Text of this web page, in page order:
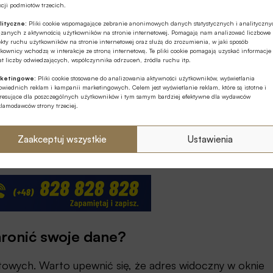
podmiotów trzecich.
Pliki cookie wspomagające zebranie anonimowych danych statystycznych i
z aktywnością użytkowników na stronie internetowej. Pomagają nam analizować liczbowe
ruchu użytkowników na stronie internetowej oraz służą do zrozumienia, w jaki sposób
wchodzą w interakcje ze stroną internetową. Te pliki cookie pomagają uzyskać informacje
liczby odwiedzających, współczynnika odrzuceń, źródła ruchu itp.
Pliki cookie stosowane do analizowania aktywności użytkowników, wyświetlania
reklam i kampanii marketingowych. Celem jest wyświetlanie reklam, które są istotne i
dla poszczególnych użytkowników i tym samym bardziej efektywne dla wydawców
strony trzeciej.
Zaakceptuj wszystkie Ustawienia
dla naszych rozwiązań płatniczych certyfikat
skutecznego wdrożenia najwyższego
POS.
bezpieczne, przestępcy wciąż mogą wykorzystać
nieuwagę czy zwykły błąd ludzki – przestrzega
eService.
zakupów online
swoje dane?
Warto upewnić się, że adres widoczny w oknie